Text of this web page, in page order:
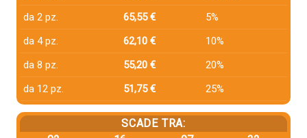
da 2 pz.
65,55 €
5%
da 4 pz.
62,10 €
10%
da 8 pz.
55,20 €
20%
da 12 pz.
51,75 € 25%
SCADE TRA: